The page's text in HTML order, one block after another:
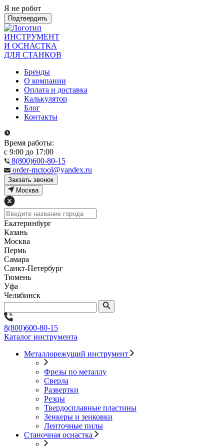
Я не робот
Подтвердить
ИНСТРУМЕНТ
И ОСНАСТКА
ДЛЯ СТАНКОВ
Бренды
О компании
Оплата и доставка
Калькулятор
Блог
Контакты
Время работы:
с 9:00 до 17:00
8(800)600-80-15
order-mctool@yandex.ru
Закзать звонок
Москва
Екатеринбург
Казань
Москва
Пермь
Самара
Санкт-Петербург
Тюмень
Уфа
Челябинск
8(800)600-80-15
Каталог инструмента
Металлорежущий инструмент
Фрезы по металлу
Сверла
Развертки
Резцы
Твердосплавные пластины
Зенкеры и зенковки
Ленточные пилы
Станочная оснастка